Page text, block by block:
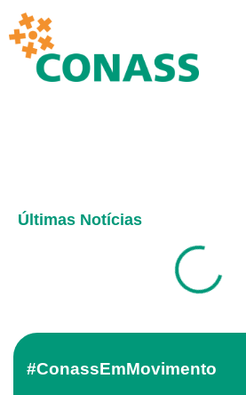
Últimas Notícias
#ConassEmMovimento